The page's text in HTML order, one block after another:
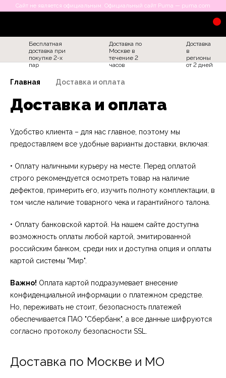
Сайт не является официальным. Официальный сайт Puma — puma.com
Бесплатная
доставка при
покупке 2-х
пар
Доставка по
Москве в
течение 2
часов
Доставка
в
регионы
от 2 дней
Главная Доставка и оплата
Доставка и оплата
Удобство клиента – для нас главное, поэтому мы
предоставляем все удобные варианты доставки, включая:
• Оплату наличными курьеру на месте. Перед оплатой
строго рекомендуется осмотреть товар на наличие
дефектов, примерить его, изучить полноту комплектации, в
том числе наличие товарного чека и гарантийного талона.
• Оплату банковской картой. На нашем сайте доступна
возможность оплаты любой картой, эмитированной
российским банком, среди них и доступна опция и оплаты
картой системы "Мир".
Важно! Оплата картой подразумевает внесение
конфиденциальной информации о платежном средстве.
Но, переживать не стоит, безопасность платежей
обеспечивается ПАО "Сбербанк", а все данные шифруются
согласно протоколу безопасности SSL.
Доставка по Москве и МО